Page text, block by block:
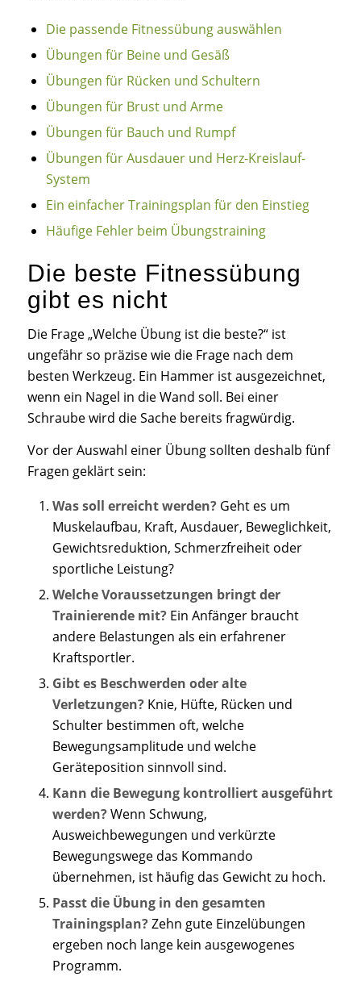
Die passende Fitnessübung auswählen
Übungen für Beine und Gesäß
Übungen für Rücken und Schultern
Übungen für Brust und Arme
Übungen für Bauch und Rumpf
Übungen für Ausdauer und Herz-Kreislauf-
System
Ein einfacher Trainingsplan für den Einstieg
Häufige Fehler beim Übungstraining
Die beste Fitnessübung
gibt es nicht
Die Frage „Welche Übung ist die beste?“ ist
ungefähr so präzise wie die Frage nach dem
besten Werkzeug. Ein Hammer ist ausgezeichnet,
wenn ein Nagel in die Wand soll. Bei einer
Schraube wird die Sache bereits fragwürdig.
Vor der Auswahl einer Übung sollten deshalb fünf
Fragen geklärt sein:
Was soll erreicht werden?Geht es um
Muskelaufbau, Kraft, Ausdauer, Beweglichkeit,
Gewichtsreduktion, Schmerzfreiheit oder
sportliche Leistung?
Welche Voraussetzungen bringt der
Trainierende mit?Ein Anfänger braucht
andere Belastungen als ein erfahrener
Kraftsportler.
Gibt es Beschwerden oder alte
Verletzungen?Knie, Hüfte, Rücken und
Schulter bestimmen oft, welche
Bewegungsamplitude und welche
Geräteposition sinnvoll sind.
Kann die Bewegung kontrolliert ausgeführt
werden?Wenn Schwung,
Ausweichbewegungen und verkürzte
Bewegungswege das Kommando
übernehmen, ist häufig das Gewicht zu hoch.
Passt die Übung in den gesamten
Trainingsplan?Zehn gute Einzelübungen
ergeben noch lange kein ausgewogenes
Programm.